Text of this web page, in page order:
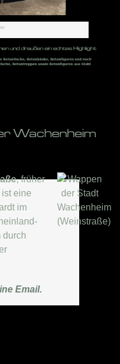
Wachenheim
, früher
ist eine
im
durch
Email.